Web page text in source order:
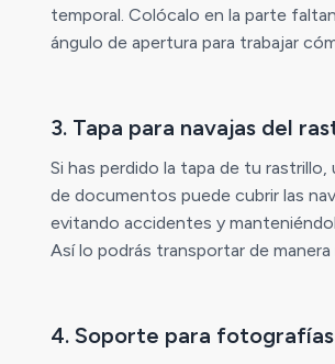
temporal. Colócalo en la parte
ángulo de apertura para trabajar
3. Tapa para navajas del
Si has perdido la tapa de tu
de documentos puede cubrir las
evitando accidentes y
Así lo podrás transportar de manera
4. Soporte para fotografías